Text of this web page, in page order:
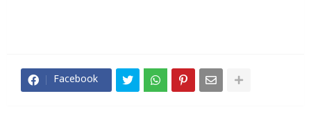
Facebook